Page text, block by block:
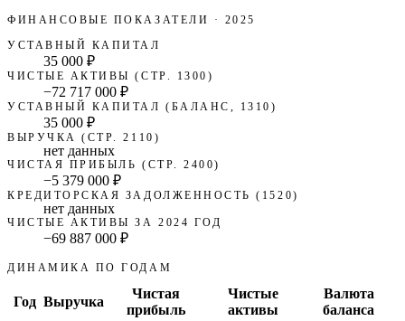
ФИНАНСОВЫЕ ПОКАЗАТЕЛИ · 2025
УСТАВНЫЙ КАПИТАЛ
35 000 ₽
ЧИСТЫЕ АКТИВЫ (СТР. 1300)
−72 717 000 ₽
УСТАВНЫЙ КАПИТАЛ (БАЛАНС, 1310)
35 000 ₽
ВЫРУЧКА (СТР. 2110)
нет данных
ЧИСТАЯ ПРИБЫЛЬ (СТР. 2400)
−5 379 000 ₽
КРЕДИТОРСКАЯ ЗАДОЛЖЕННОСТЬ (1520)
нет данных
ЧИСТЫЕ АКТИВЫ ЗА 2024 ГОД
−69 887 000 ₽
ДИНАМИКА ПО ГОДАМ
Год Выручка
Чистая
прибыль
Чистые
активы
Валюта
баланса